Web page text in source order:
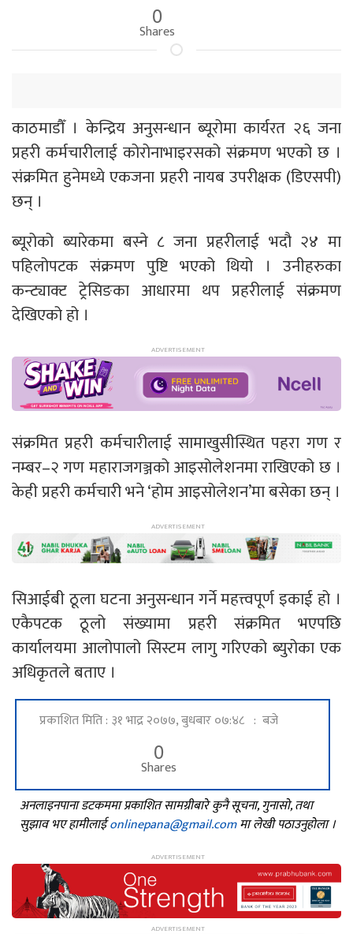
0
Shares
काठमाडौँ । केन्द्रिय अनुसन्धान ब्यूरोमा कार्यरत २६ जना
प्रहरी कर्मचारीलाई कोरोनाभाइरसको संक्रमण भएको छ ।
संक्रमित हुनेमध्ये एकजना प्रहरी नायब उपरीक्षक (डिएसपी)
छन् ।
ब्यूरोको ब्यारेकमा बस्ने ८ जना प्रहरीलाई भदौ २४ मा
पहिलोपटक संक्रमण पुष्टि भएको थियो । उनीहरुका
कन्ट्याक्ट ट्रेसिङका आधारमा थप प्रहरीलाई संक्रमण
देखिएको हो ।
संक्रमित प्रहरी कर्मचारीलाई सामाखुसीस्थित पहरा गण र
नम्बर–२ गण महाराजगञ्जको आइसोलेशनमा राखिएको छ ।
केही प्रहरी कर्मचारी भने ‘होम आइसोलेशन’मा बसेका छन् ।
सिआईबी ठूला घटना अनुसन्धान गर्ने महत्त्वपूर्ण इकाई हो ।
एकैपटक ठूलो संख्यामा प्रहरी संक्रमित भएपछि
कार्यालयमा आलोपालो सिस्टम लागु गरिएको ब्युरोका एक
अधिकृतले बताए ।
प्रकाशित मिति : ३१ भाद्र २०७७, बुधबार ०७:४८ : बजे
0
Shares
अनलाइनपाना डटकममा प्रकाशित सामग्रीबारे कुनै सूचना, गुनासो, तथा
सुझाव भए हामीलाईonlinepana@gmail.comमा लेखी पठाउनुहोला ।